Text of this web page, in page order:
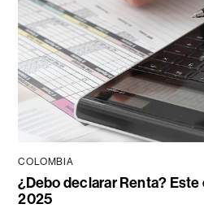
COLOMBIA
¿Debo declarar Renta?
2025